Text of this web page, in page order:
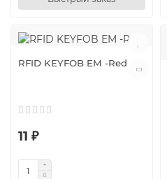
RFID KEYFOB EM -Red
11 ₽